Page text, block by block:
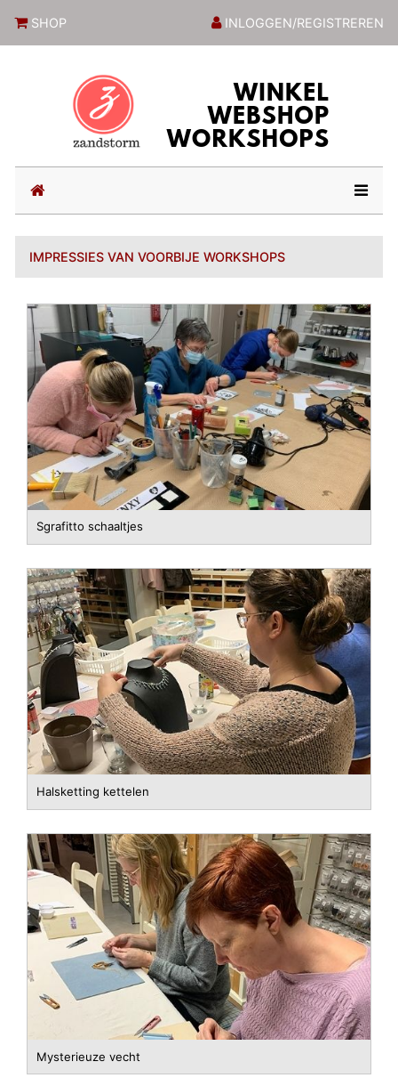
SHOP INLOGGEN/REGISTREREN
(current)
IMPRESSIES VAN VOORBIJE WORKSHOPS
Sgrafitto schaaltjes
Halsketting kettelen
Mysterieuze vecht